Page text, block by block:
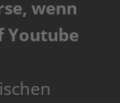
wenn
Youtube